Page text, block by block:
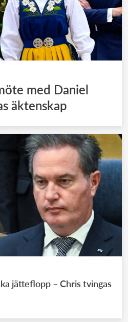
med Daniel
äktenskap
jätteflopp – Chris tvingas